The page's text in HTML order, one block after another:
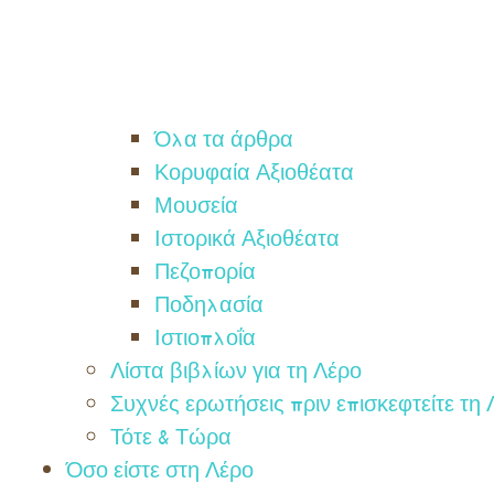
Όλα τα άρθρα
Κορυφαία Αξιοθέατα
Μουσεία
Ιστορικά Αξιοθέατα
Πεζοπορία
Ποδηλασία
Ιστιοπλοΐα
Λίστα βιβλίων για τη Λέρο
Συχνές ερωτήσεις πριν επισκεφτείτε τη
Τότε & Τώρα
Όσο είστε στη Λέρο